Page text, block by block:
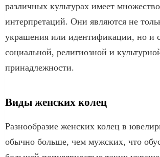
различных культурах имеет
интерпретаций. Они являются не
украшения или идентификации, но и
социальной, религиозной и
принадлежности.
Виды женских колец
Разнообразие женских колец в
обычно больше, чем мужских, что